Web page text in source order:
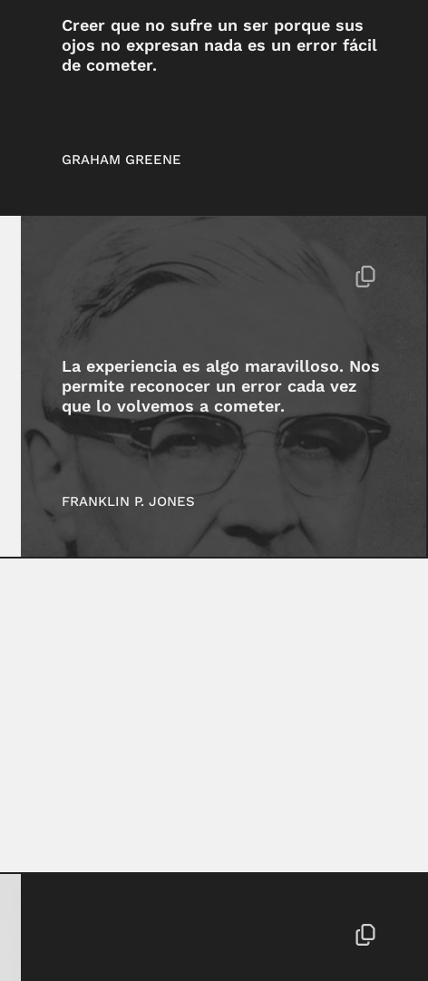
Creer que no sufre un ser porque sus
ojos no expresan nada es un error fácil
de cometer.
GRAHAM GREENE
La experiencia es algo maravilloso. Nos
permite reconocer un error cada vez
que lo volvemos a cometer.
FRANKLIN P. JONES